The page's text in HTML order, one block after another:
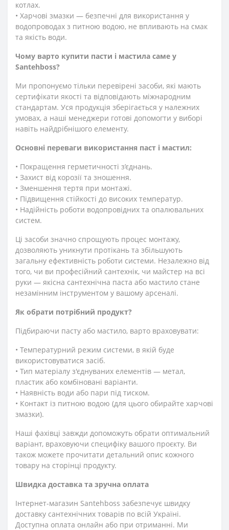
котлах.
• Харчові змазки — безпечні для використання у
водопроводах з питною водою, не впливають на смак
та якість води.
Чому варто купити пасти і мастила саме у
Santehboss?
Ми пропонуємо тільки перевірені засоби, які мають
сертифікати якості та відповідають міжнародним
стандартам. Уся продукція зберігається у належних
умовах, а наші менеджери готові допомогти у виборі
навіть найдрібнішого елементу.
Основні переваги використання паст і мастил:
• Покращення герметичності з’єднань.
• Захист від корозії та зношення.
• Зменшення тертя при монтажі.
• Підвищення стійкості до високих температур.
• Надійність роботи водопровідних та опалювальних
систем.
Ці засоби значно спрощують процес монтажу,
дозволяють уникнути протікань та збільшують
загальну ефективність роботи системи. Незалежно від
того, чи ви професійний сантехнік, чи майстер на всі
руки — якісна сантехнічна паста або мастило стане
незамінним інструментом у вашому арсеналі.
Як обрати потрібний продукт?
Підбираючи пасту або мастило, варто враховувати:
• Температурний режим системи, в якій буде
використовуватися засіб.
• Тип матеріалу з'єднуваних елементів — метал,
пластик або комбіновані варіанти.
• Наявність води або пари під тиском.
• Контакт із питною водою (для цього обирайте харчові
змазки).
Наші фахівці завжди допоможуть обрати оптимальний
варіант, враховуючи специфіку вашого проєкту. Ви
також можете прочитати детальний опис кожного
товару на сторінці продукту.
Швидка доставка та зручна оплата
Інтернет-магазин Santehboss забезпечує швидку
доставку сантехнічних товарів по всій Україні.
Доступна оплата онлайн або при отриманні. Ми